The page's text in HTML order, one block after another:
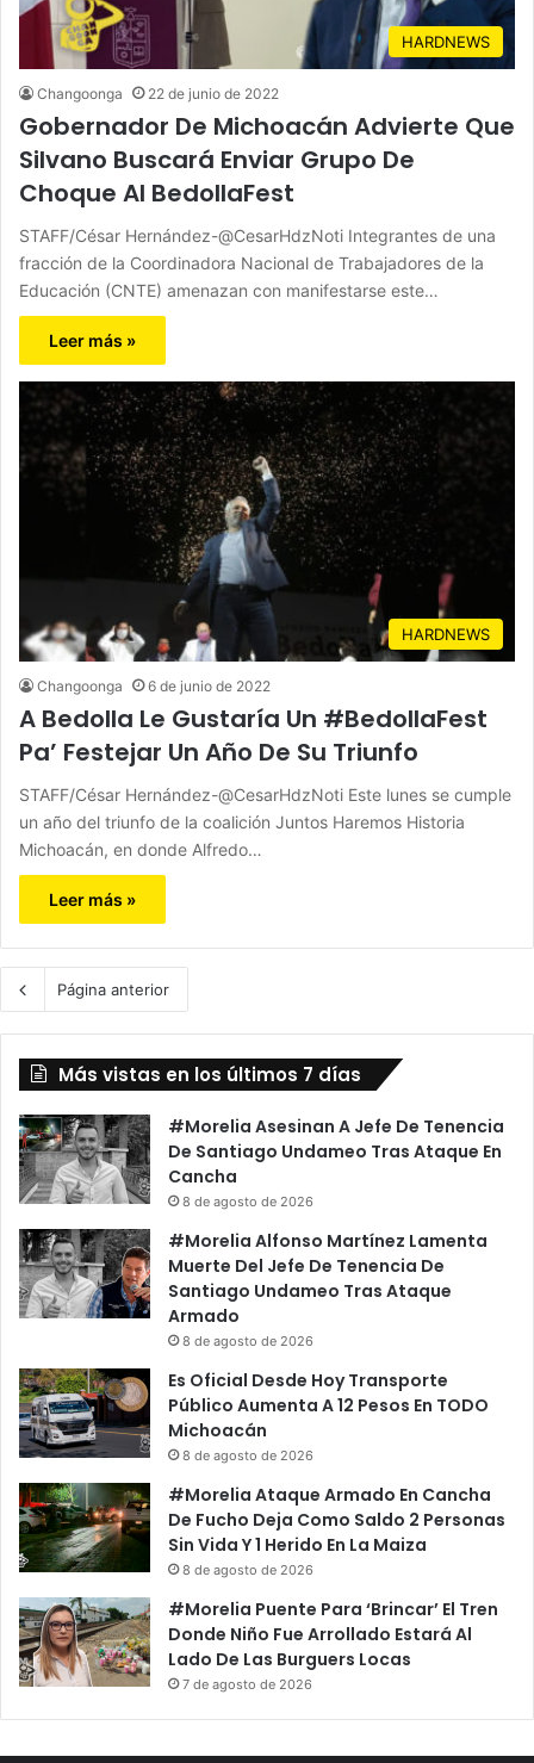
HARDNEWS
Changoonga 22 de junio de 2022
Gobernador De Michoacán Advierte Que
Silvano Buscará Enviar Grupo De
Choque Al BedollaFest
STAFF/César Hernández-@CesarHdzNoti Integrantes de una
fracción de la Coordinadora Nacional de Trabajadores de la
Educación (CNTE) amenazan con manifestarse este…
Leer más »
HARDNEWS
Changoonga 6 de junio de 2022
A Bedolla Le Gustaría Un #BedollaFest
Pa’ Festejar Un Año De Su Triunfo
STAFF/César Hernández-@CesarHdzNoti Este lunes se cumple
un año del triunfo de la coalición Juntos Haremos Historia
Michoacán, en donde Alfredo…
Leer más »
Página anterior
Más vistas en los últimos 7 días
#Morelia Asesinan A Jefe De Tenencia
De Santiago Undameo Tras Ataque En
Cancha
8 de agosto de 2026
#Morelia Alfonso Martínez Lamenta
Muerte Del Jefe De Tenencia De
Santiago Undameo Tras Ataque
Armado
8 de agosto de 2026
Es Oficial Desde Hoy Transporte
Público Aumenta A 12 Pesos En TODO
Michoacán
8 de agosto de 2026
#Morelia Ataque Armado En Cancha
De Fucho Deja Como Saldo 2 Personas
Sin Vida Y 1 Herido En La Maiza
8 de agosto de 2026
#Morelia Puente Para ‘Brincar’ El Tren
Donde Niño Fue Arrollado Estará Al
Lado De Las Burguers Locas
7 de agosto de 2026